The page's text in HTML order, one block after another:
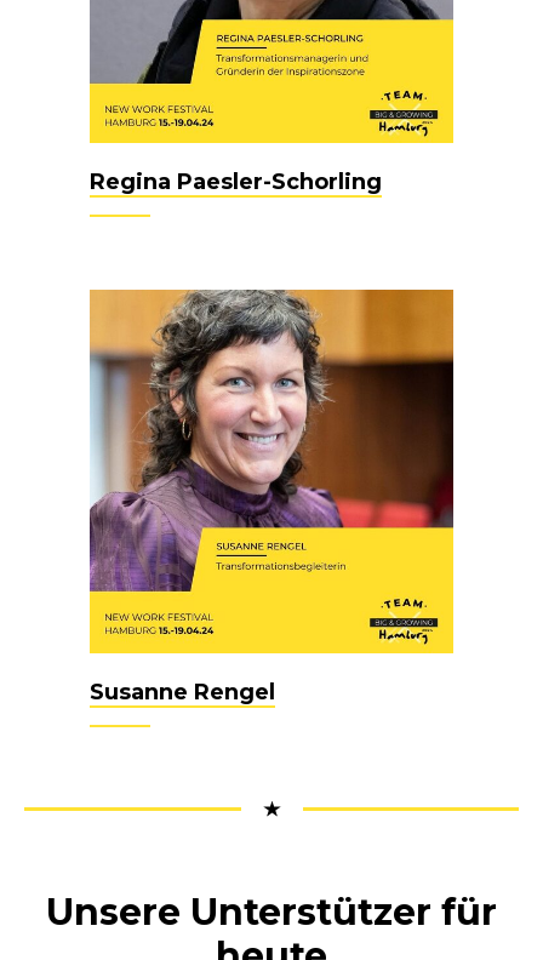
Regina Paesler-Schorling
Susanne Rengel
Unsere Unterstützer für